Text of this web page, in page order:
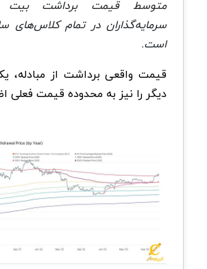
متوسط قیمت برداشت بیت
سرمایه‌گذاران در تمام کلاس‌های
است.
قیمت واقعی برداشت از مبادله،
دیگر را نیز به محدوده قیمت فعلی